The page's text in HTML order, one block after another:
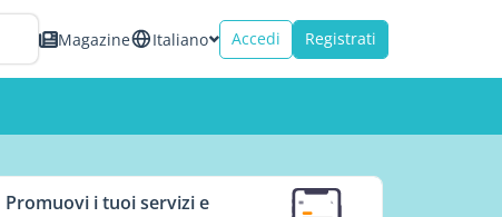
Magazine Italiano Accedi Registrati
Promuovi i tuoi servizi e